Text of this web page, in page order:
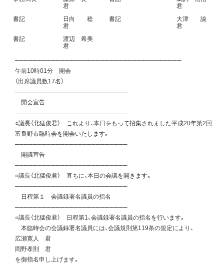
君
君
書記
日向 稔
君
書記
大津 諭
君
書記
渡辺 希美
君
─────────────────────────────────────
午前10時01分 開会
（出席議員数17名）
─────────────────────────
開会宣告
─────────────────────────
○議長（北猛俊君） これより、本日をもって招集されました平成20年第2回
富良野市臨時会を開会いたします。
─────────────────────────
開議宣告
─────────────────────────
○議長（北猛俊君） 直ちに、本日の会議を開きます。
─────────────────────────
日程第１ 会議録署名議員の指名
─────────────────────────
○議長（北猛俊君） 日程第1、会議録署名議員の指名を行います。
本臨時会の会議録署名議員には、会議規則第119条の規定により、
広瀬寛人 君
岡野孝則 君
を御指名申し上げます。